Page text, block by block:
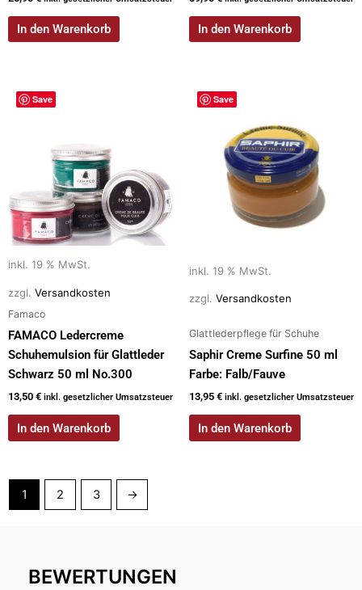
In den Warenkorb In den Warenkorb
Save
inkl. 19 % MwSt.
zzgl. Versandkosten
Famaco
FAMACO Ledercreme
Schuhemulsion für Glattleder
Schwarz 50 ml No.300
13,50 € inkl. gesetzlicher Umsatzsteuer
In den Warenkorb
Save
inkl. 19 % MwSt.
zzgl. Versandkosten
Glattlederpflege für Schuhe
Saphir Creme Surfine 50 ml
Farbe: Falb/Fauve
13,95 € inkl. gesetzlicher Umsatzsteuer
In den Warenkorb
1 2 3 →
BEWERTUNGEN